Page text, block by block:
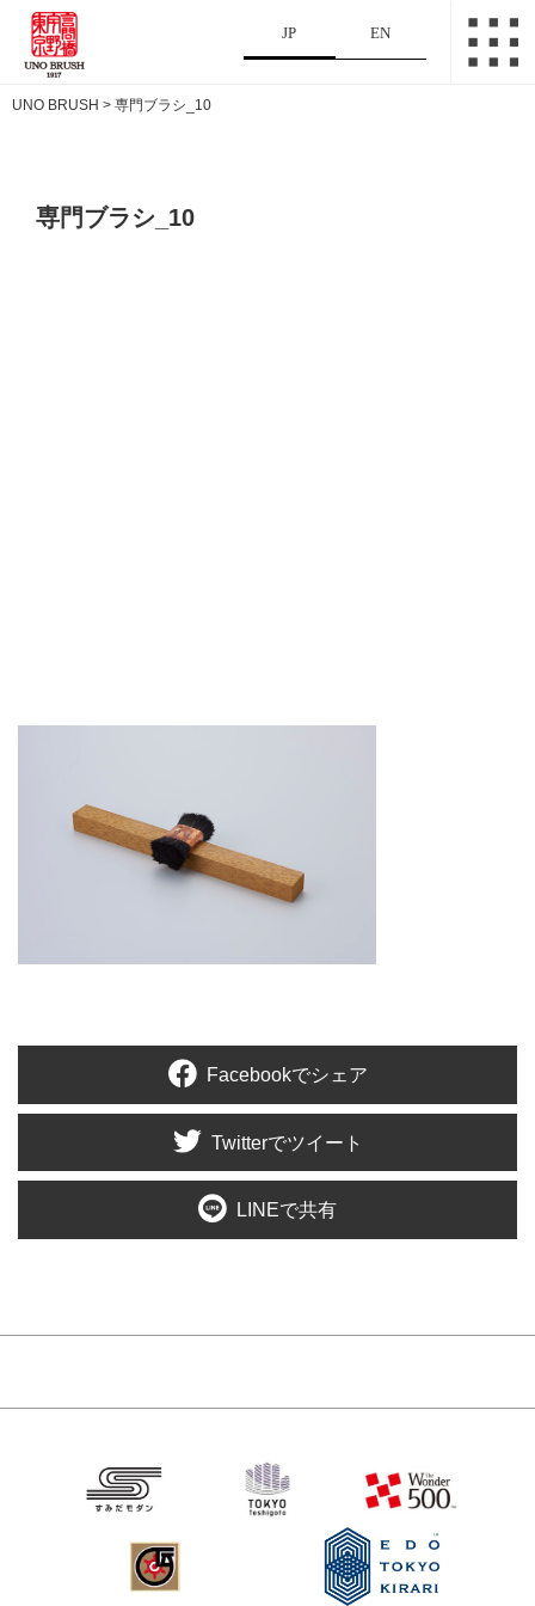
JP EN
UNO BRUSH > 専門ブラシ_10
専門ブラシ_10
Facebookでシェア
Twitterでツイート
LINEで共有